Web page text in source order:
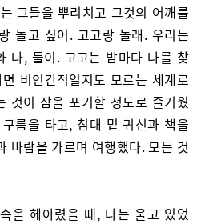
그들을 뿌리치고 그것의 어깨를
놀고 싶어. 고고랑 놀래. 우리는
나, 둘이. 고고는 밤마다 나를 찾
비인간적일지도 모르는 세계로
것이 잠을 포기할 정도로 즐거웠
름을 타고, 침대 밑 귀신과 책을
바람을 가르며 여행했다. 모든 것
을 헤아렸을 때, 나는 울고 있었